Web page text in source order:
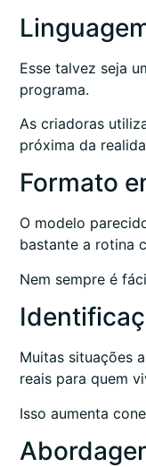
Esse talvez seja
programa.
As criadoras
próxima da
Formato
O modelo
bastante a rotina
Nem sempre é
Muitas situações
reais para quem
Isso aumenta